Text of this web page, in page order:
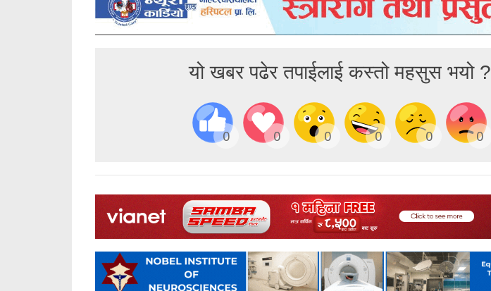
यो खबर पढेर तपाईलाई कस्तो महसुस भयो ?
0 0 0 0 0 0